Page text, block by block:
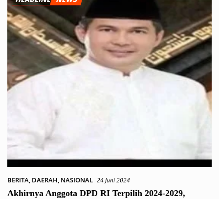
BERITA, DAERAH, NASIONAL 24 Juni 2024
Akhirnya Anggota DPD RI Terpilih 2024-2029,